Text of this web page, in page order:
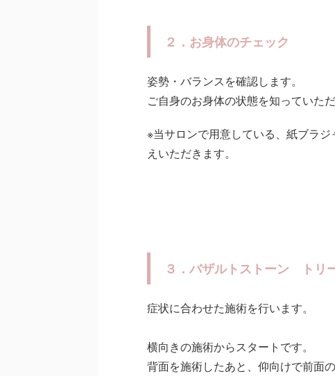
２．お身体のチェック
姿勢・バランスを確認します。
ご自身のお身体の状態を知っていた
※当サロンで用意している、紙ブラ
えいただきます。
３．バザルトストーン トリ
症状に合わせた施術を行います。
横向きの施術からスタートです。
背面を施術したあと、仰向けで前面